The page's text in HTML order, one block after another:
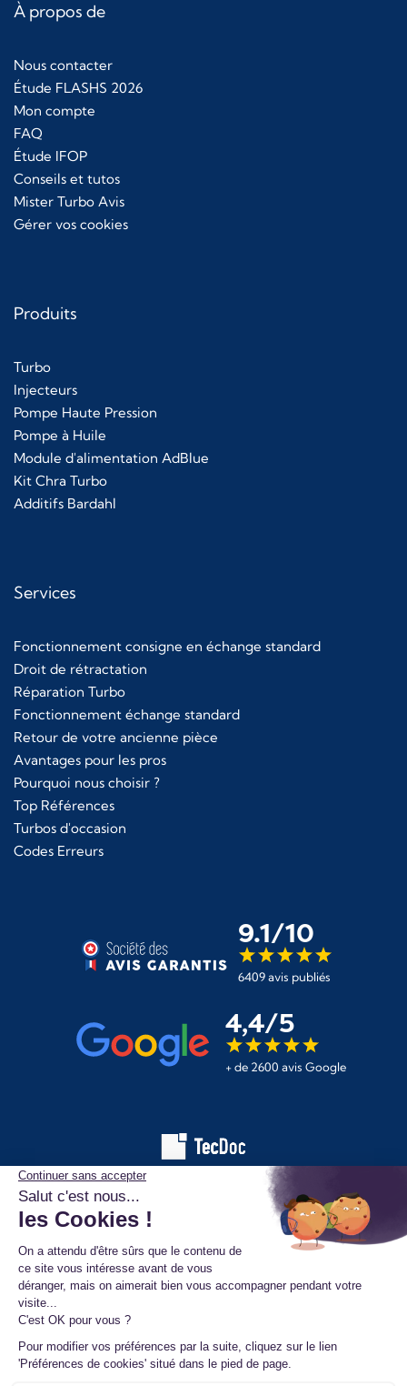
À propos de
Nous contacter
Étude FLASHS 2026
Mon compte
FAQ
Étude IFOP
Conseils et tutos
Mister Turbo Avis
Gérer vos cookies
Produits
Turbo
Injecteurs
Pompe Haute Pression
Pompe à Huile
Module d'alimentation AdBlue
Kit Chra Turbo
Additifs Bardahl
Services
Fonctionnement consigne en échange standard
Droit de rétractation
Réparation Turbo
Fonctionnement échange standard
Retour de votre ancienne pièce
Avantages pour les pros
Pourquoi nous choisir ?
Top Références
Turbos d'occasion
Codes Erreurs
9.1/10
6409 avis publiés
4,4/5
+ de 2600 avis Google
Les informations affichées sur ce site de pièces automobiles
proviennent de la base de données TecDoc. Elles sont protégées
par le droit d’auteur et ne peuvent en aucun cas être copiées,
reproduites, utilisées ou diffusées sans l’autorisation préalable de
TecAlliance. Toute utilisation non autorisée constitue une infraction
et pourra faire l’objet de poursuites.
Mentions légales
Conditions générales de vente